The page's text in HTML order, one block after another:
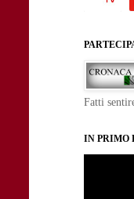
Fatti
IN PRIMO